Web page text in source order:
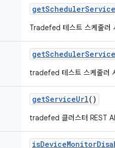
getSchedulerService
Tradefed 테스트 스케줄러
getSchedulerService
tradefed 테스트 스케줄러
getServiceUrl()
tradefed 클러스터 REST
isDeviceMonitor